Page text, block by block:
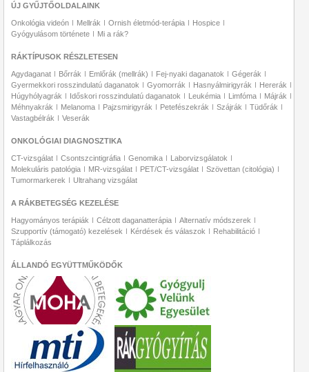
ÚJ GYŰJTŐOLDALAINK
Onkológia videón Mellrák Ornish életmód-terápia
Hospice
Gyógyulásom története
Mi a rák?
RÁKTÍPUSOK RÉSZLETESEN
Agydaganat Bőrrák Emlőrák (mellrák) Fej-nyaki daganatok
Gégerák
Gyermekkori rosszindulatú daganatok
Gyomorrák Hasnyálmirigyrák
Hererák
Húgyhólyagrák
Időskori rosszindulatú daganatok Leukémia Limfóma
Májrák
Méhnyakrák
Melanoma Pajzsmirigyrák Petefészekrák Szájrák
Tüdőrák
Vastagbélrák
Veserák
ONKOLÓGIAI DIAGNOSZTIKA
CT-vizsgálat Csontszcintigráfia Genomika
Laborvizsgálatok
Molekuláris patológia
MR-vizsgálat PET/CT-vizsgálat
Szövettan (citológia)
Tumormarkerek
Ultrahang vizsgálat
A RÁKBETEGSÉG KEZELÉSE
Hagyományos terápiák Célzott daganatterápia
Alternatív módszerek
Szupportív (támogató) kezelések
Kérdések és válaszok
Rehabilitáció
Táplálkozás
ÁLLANDÓ EGYÜTTMŰKÖDŐK